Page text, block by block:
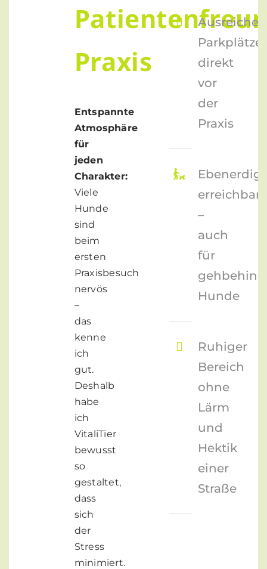
Praxis
Entspannte
Atmosphäre
für
jeden
Charakter:
Viele
Hunde
sind
beim
ersten
Praxisbesuch
nervös
–
das
kenne
ich
gut.
Deshalb
habe
ich
VitaliTier
bewusst
so
gestaltet,
dass
sich
der
Stress
minimiert.
Parkplätze
direkt
vor
der
Praxis
Ebenerdig
erreichbar
–
auch
für
Hunde
Ruhiger
Bereich
ohne
Lärm
und
Hektik
einer
Straße